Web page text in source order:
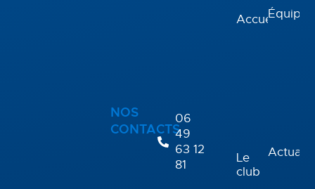
Accueil
Le
club
Équipes
NOS
CONTACTS
06
49
63 12
81